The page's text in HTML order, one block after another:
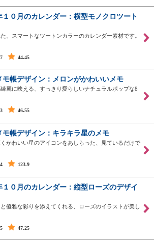
１０月のカレンダー：横型モノクロツート
、スマートなツートンカラーのカレンダー素材です。
44.45
モ帳デザイン：メロンがかわいいメモ
綺麗に映える、すっきり愛らしいナチュラルポップな8
46.55
モ帳デザイン：キラキラ星のメモ
かわいい星のアイコンをあしらった、見ているだけで
123.9
１０月のカレンダー：縦型ローズのデザイ
優雅な彩りを添えてくれる、ローズのイラストが美し
47.25